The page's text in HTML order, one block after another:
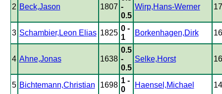
2 Beck,Jason 1807 -
0.5
Wirp,Hans-Werner
3 Schambier,Leon Elias 1825
0 -
1
Borkenhagen,Dirk
4 Ahne,Jonas 1638
0.5
-
0.5
Selke,Horst
5 Bichtemann,Christian 1698
1 -
0
Haensel,Michael